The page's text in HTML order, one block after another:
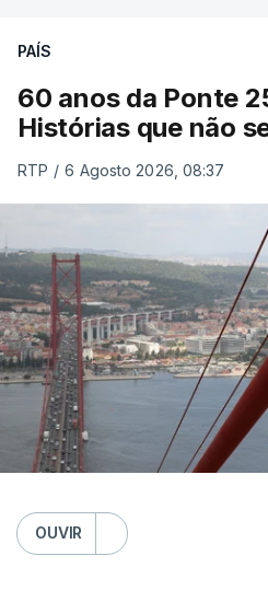
PAÍS
60 anos da Ponte
Histórias que não
RTP / 6 Agosto 2026, 08:37
OUVIR